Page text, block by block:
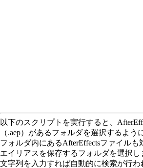
以下のスクリプトを実行すると、
（.aep）があるフォルダを選択するよ
フォルダ内にあるAfterEffectsファイルも
エイリアスを保存するフォルダを選択
文字列を入力すれば自動的に検索が行わ